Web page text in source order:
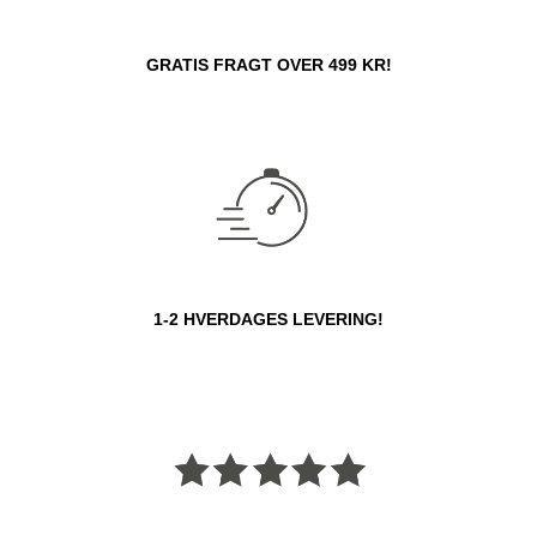
GRATIS FRAGT OVER 499 KR!
1-2 HVERDAGES LEVERING!